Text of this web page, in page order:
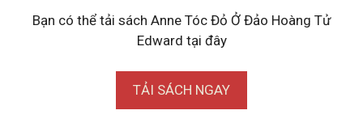
Bạn có thể tải sách Anne Tóc Đỏ Ở Đảo Hoàng Tử
Edward tại đây
TẢI SÁCH NGAY